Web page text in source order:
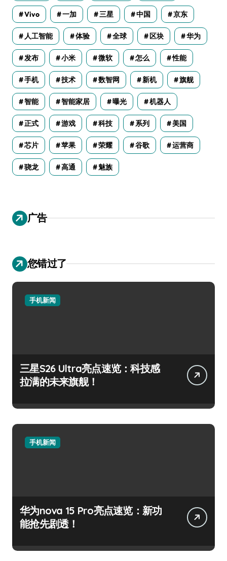
Vivo 一加 三星 中国 京东
人工智能 体验 全球 区块 华为
发布 小米 微软 怎么 性能
手机 技术 数智网 新机 旗舰
智能 智能家居 曝光 机器人
正式 游戏 科技 系列 美国
芯片 苹果 荣耀 谷歌 运营商
骁龙 高通 魅族
广告
您错过了
手机新闻
三星S26 Ultra亮点速览：科技感
拉满的未来旗舰！
手机新闻
华为nova 15 Pro亮点速览：新功
能抢先剧透！